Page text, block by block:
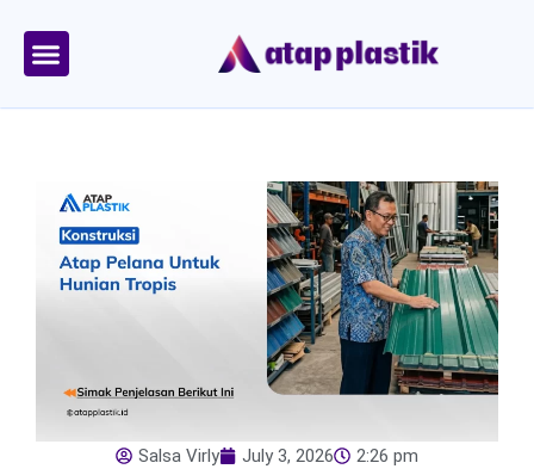
content
Salsa Virly July 3, 2026 2:26 pm